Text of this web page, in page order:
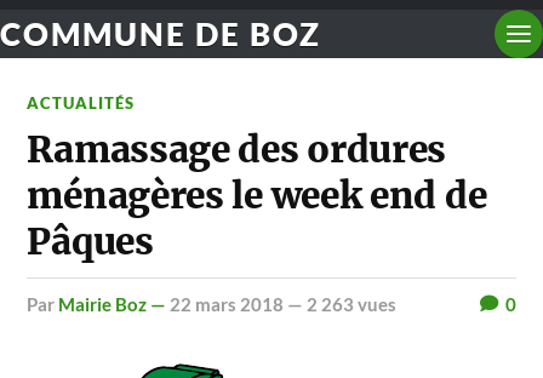
COMMUNE DE BOZ
ACTUALITÉS
Ramassage des ordures
ménagères le week end de
Pâques
par Mairie Boz — 22 mars 2018 — 2 263 vues 0